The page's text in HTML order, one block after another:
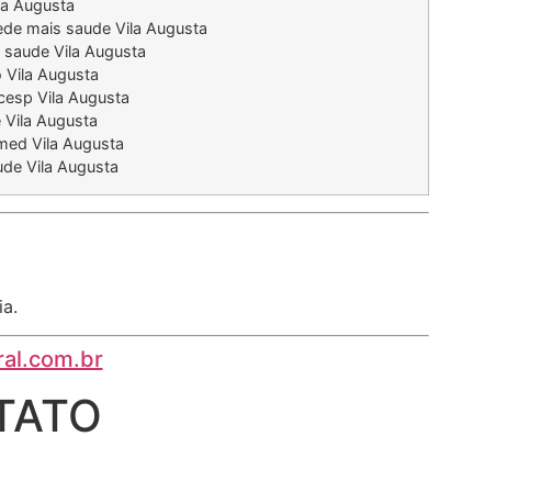
Augusta
mais saude Vila Augusta
Vila Augusta
Vila Augusta
Vila Augusta
Augusta
Vila Augusta
Vila Augusta